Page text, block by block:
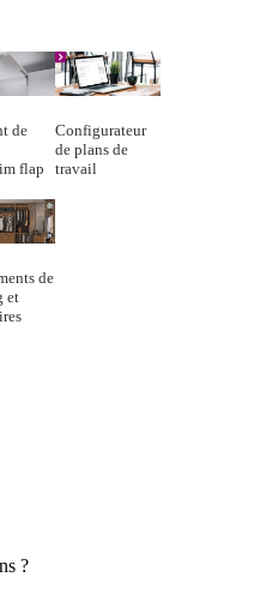
de
flap
Configurateur
de plans de
travail
de
et
?